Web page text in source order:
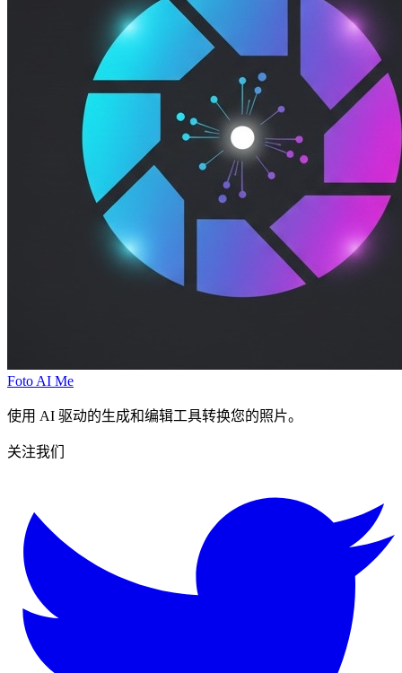
Foto AI Me
使用 AI 驱动的生成和编辑工具转换您的照片。
关注我们